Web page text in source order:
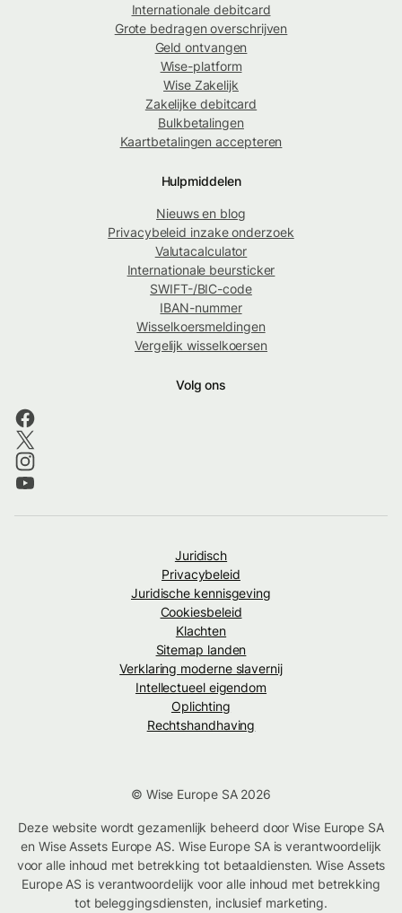
Internationale debitcard
Grote bedragen overschrijven
Geld ontvangen
Wise-platform
Wise Zakelijk
Zakelijke debitcard
Bulkbetalingen
Kaartbetalingen accepteren
Hulpmiddelen
Nieuws en blog
Privacybeleid inzake onderzoek
Valutacalculator
Internationale beursticker
SWIFT-/BIC-code
IBAN-nummer
Wisselkoersmeldingen
Vergelijk wisselkoersen
Volg ons
Juridisch
Privacybeleid
Juridische kennisgeving
Cookiesbeleid
Klachten
Sitemap landen
Verklaring moderne slavernij
Intellectueel eigendom
Oplichting
Rechtshandhaving
© Wise Europe SA 2026
Deze website wordt gezamenlijk beheerd door Wise Europe SA
en Wise Assets Europe AS. Wise Europe SA is verantwoordelijk
voor alle inhoud met betrekking tot betaaldiensten. Wise Assets
Europe AS is verantwoordelijk voor alle inhoud met betrekking
tot beleggingsdiensten, inclusief marketing.